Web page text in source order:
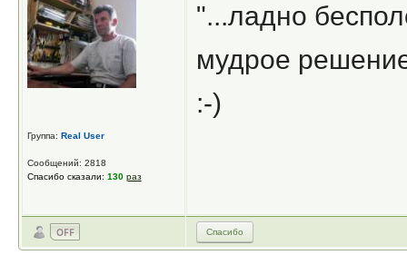
Группа: Real User
Сообщений: 2818
Спасибо сказали: 130 раз
"...ладно
мудрое
:-)
Спасибо